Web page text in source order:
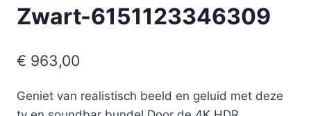
Zwart-6151123346309
€ 963,00
Geniet van realistisch beeld en geluid met deze